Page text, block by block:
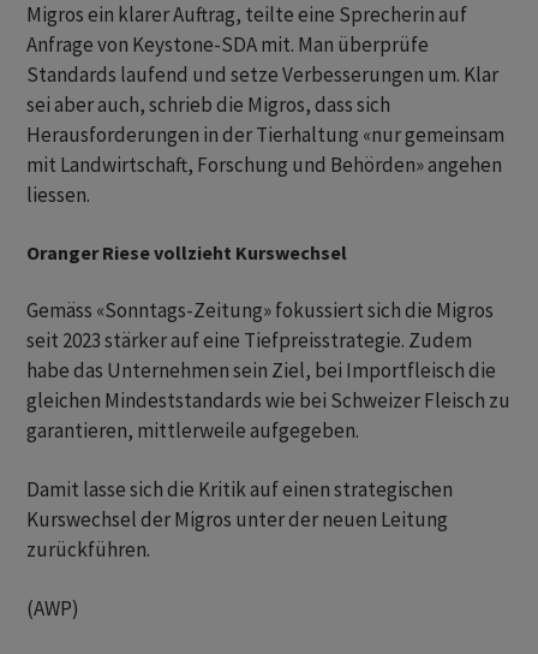
Migros ein klarer Auftrag, teilte eine Sprecherin auf
Anfrage von Keystone-SDA mit. Man überprüfe
Standards laufend und setze Verbesserungen um. Klar
sei aber auch, schrieb die Migros, dass sich
Herausforderungen in der Tierhaltung «nur gemeinsam
mit Landwirtschaft, Forschung und Behörden» angehen
liessen.
Oranger Riese vollzieht Kurswechsel
Gemäss «Sonntags-Zeitung» fokussiert sich die Migros
seit 2023 stärker auf eine Tiefpreisstrategie. Zudem
habe das Unternehmen sein Ziel, bei Importfleisch die
gleichen Mindeststandards wie bei Schweizer Fleisch zu
garantieren, mittlerweile aufgegeben.
Damit lasse sich die Kritik auf einen strategischen
Kurswechsel der Migros unter der neuen Leitung
zurückführen.
(AWP)